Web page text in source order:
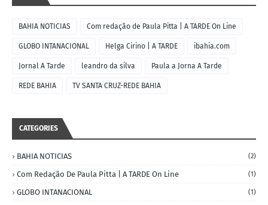
BAHIA NOTICIAS Com redação de Paula Pitta | A TARDE On Line
GLOBO INTANACIONAL Helga Cirino | A TARDE ibahia.com
Jornal A Tarde leandro da silva Paula a Jorna A Tarde
REDE BAHIA TV SANTA CRUZ-REDE BAHIA
CATEGORIES
BAHIA NOTICIAS (2)
Com Redação De Paula Pitta | A TARDE On Line (1)
GLOBO INTANACIONAL (1)